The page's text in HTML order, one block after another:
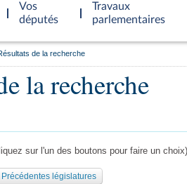
Vos
députés
Travaux
parlementaires
de la recherche
la recherche
sur l'un des boutons pour faire un choix)
Précédentes législatures